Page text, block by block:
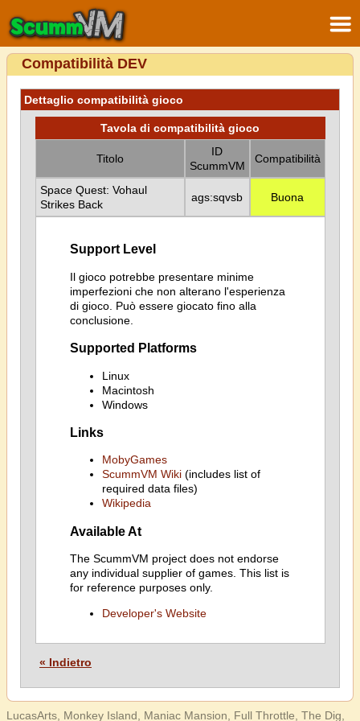
Compatibilità DEV
Dettaglio compatibilità gioco
Tavola di compatibilità gioco
Titolo
ID
ScummVM
Compatibilità
Space Quest: Vohaul
Strikes Back
ags:sqvsb Buona
Support Level
Il gioco potrebbe presentare minime
imperfezioni che non alterano l'esperienza
di gioco. Può essere giocato fino alla
conclusione.
Supported Platforms
Linux
Macintosh
Windows
Links
MobyGames
ScummVM Wiki(includes list of
required data files)
Wikipedia
Available At
The ScummVM project does not endorse
any individual supplier of games. This list is
for reference purposes only.
Developer's Website
« Indietro
LucasArts, Monkey Island, Maniac Mansion, Full Throttle, The Dig,